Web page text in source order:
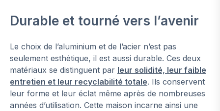
Durable et tourné vers l’avenir
Le choix de l’aluminium et de l’acier n’est pas
seulement esthétique, il est aussi durable. Ces deux
matériaux se distinguent par leur solidité, leur faible
entretien et leur recyclabilité totale. Ils conservent
leur forme et leur éclat même après de nombreuses
années d’utilisation. Cette maison incarne ainsi une